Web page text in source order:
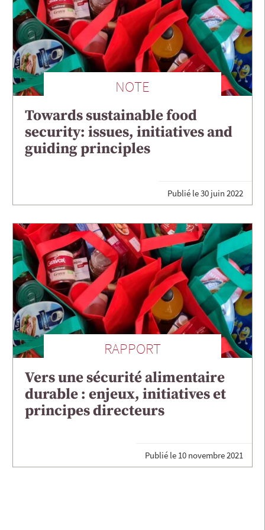
NOTE
Towards sustainable food
security: issues, initiatives and
guiding principles
Publié le30 juin 2022
RAPPORT
Vers une sécurité alimentaire
durable : enjeux, initiatives et
principes directeurs
Publié le 10 novembre 2021